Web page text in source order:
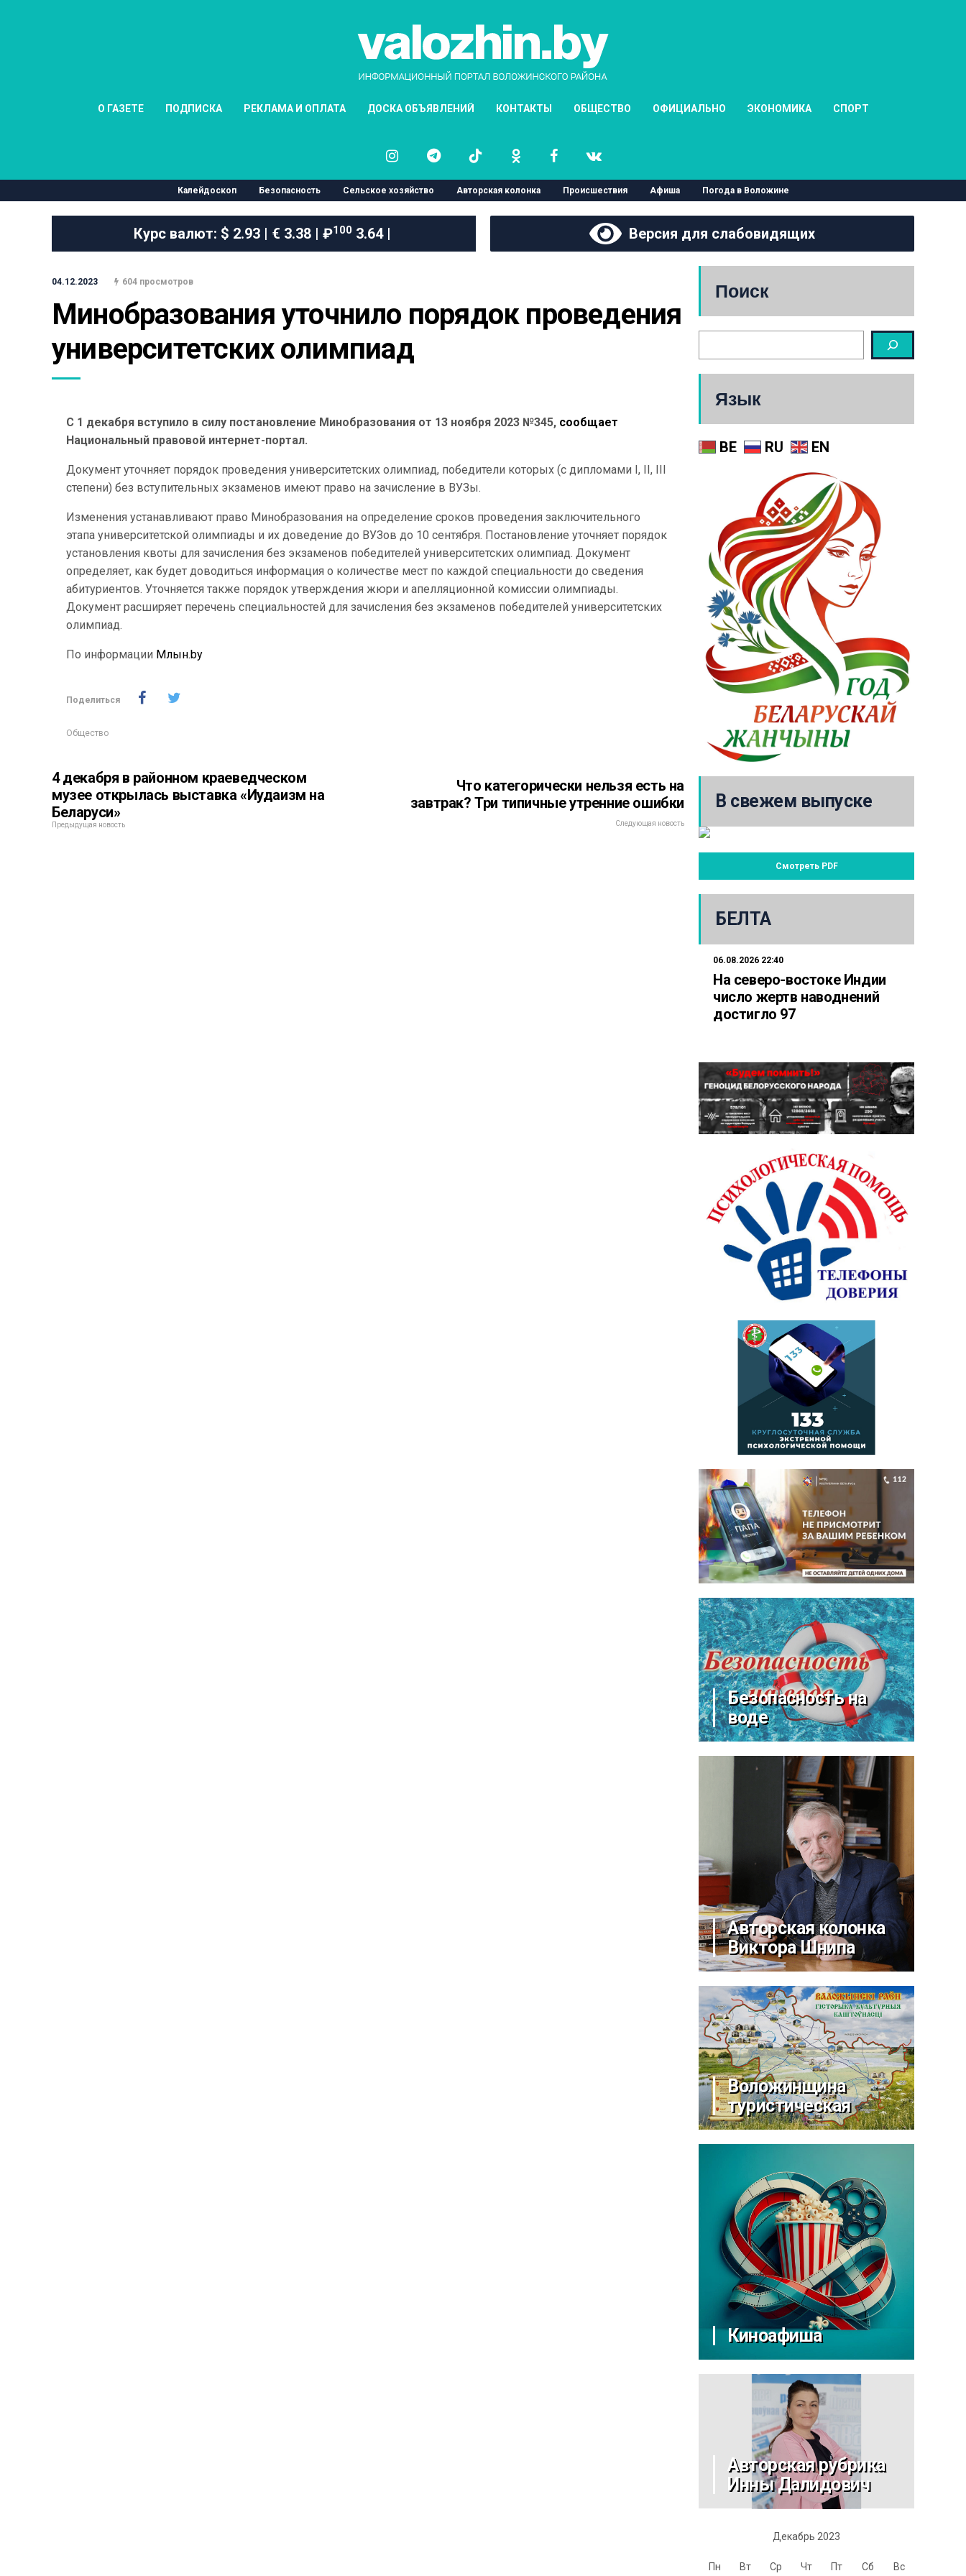
О ГАЗЕТЕ ПОДПИСКА РЕКЛАМА И ОПЛАТА ДОСКА ОБЪЯВЛЕНИЙ КОНТАКТЫ ОБЩЕСТВО ОФИЦИАЛЬНО ЭКОНОМИКА СПОРТ
Калейдоскоп Безопасность Сельское хозяйство Авторская колонка Происшествия Афиша Погода в Воложине
Курс валют: $ 2.93 | € 3.38 | ₽1003.64 | Версия для слабовидящих
04.12.2023 604 просмотров
Минобразования уточнило порядок проведения
университетских олимпиад
С 1 декабря вступило в силу постановление Минобразования от 13 ноября 2023 №345, сообщает
Национальный правовой интернет-портал.
Документ уточняет порядок проведения университетских олимпиад, победители которых (с дипломами I, II, III
степени) без вступительных экзаменов имеют право на зачисление в ВУЗы.
Изменения устанавливают право Минобразования на определение сроков проведения заключительного
этапа университетской олимпиады и их доведение до ВУЗов до 10 сентября. Постановление уточняет порядок
установления квоты для зачисления без экзаменов победителей университетских олимпиад. Документ
определяет, как будет доводиться информация о количестве мест по каждой специальности до сведения
абитуриентов. Уточняется также порядок утверждения жюри и апелляционной комиссии олимпиады.
Документ расширяет перечень специальностей для зачисления без экзаменов победителей университетских
олимпиад.
По информации Млын.by
Поделиться
Общество
4 декабря в районном краеведческом
музее открылась выставка «Иудаизм на
Беларуси»
Предыдущая новость
Что категорически нельзя есть на
завтрак? Три типичные утренние ошибки
Следующая новость
Поиск
Язык
BE RU EN
В свежем выпуске
Смотреть PDF
БЕЛТА
06.08.2026 22:40
На северо-востоке Индии
число жертв наводнений
достигло 97
Безопасность на
воде
Авторская колонка
Виктора Шнипа
Воложинщина
туристическая
Киноафиша
Авторская рубрика
Инны Далидович
Декабрь 2023
Пн Вт Ср Чт Пт Сб Вс